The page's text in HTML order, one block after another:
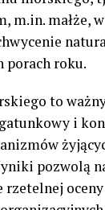
m.in. małże,
porach roku.
to
i
pozwolą